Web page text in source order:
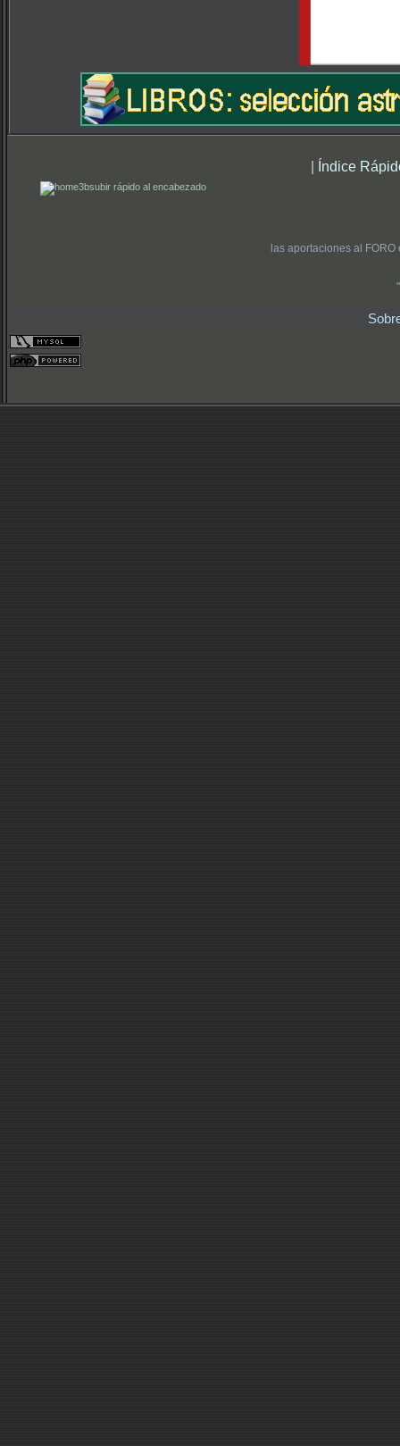
| Índice
subir rápido al encabezado
las aportaciones al